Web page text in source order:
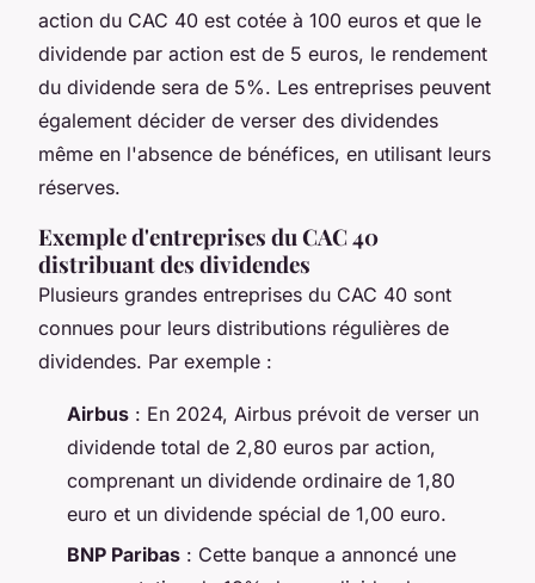
action du CAC 40 est cotée à 100 euros et que le
dividende par action est de 5 euros, le rendement
du dividende sera de 5%. Les entreprises peuvent
également décider de verser des dividendes
même en l'absence de bénéfices, en utilisant leurs
réserves.
Exemple d'entreprises du CAC 40
distribuant des dividendes
Plusieurs grandes entreprises du CAC 40 sont
connues pour leurs distributions régulières de
dividendes. Par exemple :
Airbus : En 2024, Airbus prévoit de verser un
dividende total de 2,80 euros par action,
comprenant un dividende ordinaire de 1,80
euro et un dividende spécial de 1,00 euro.
BNP Paribas : Cette banque a annoncé une